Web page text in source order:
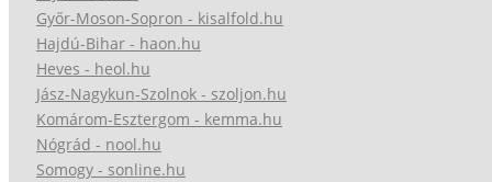
Győr-Moson-Sopron - kisalfold.hu
Hajdú-Bihar - haon.hu
Heves - heol.hu
Jász-Nagykun-Szolnok - szoljon.hu
Komárom-Esztergom - kemma.hu
Nógrád - nool.hu
Somogy - sonline.hu